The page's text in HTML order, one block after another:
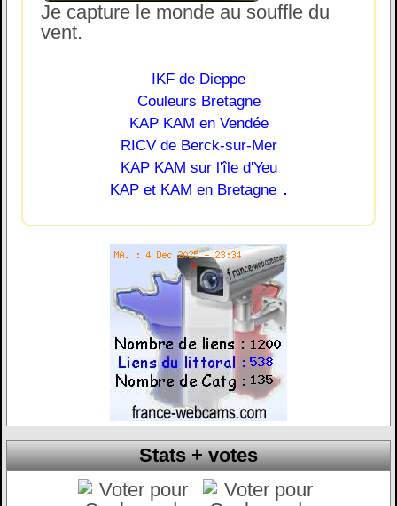
Je capture le monde au souffle du
vent.
IKF de Dieppe
Couleurs Bretagne
KAP KAM en Vendée
RICV de Berck-sur-Mer
KAP KAM sur l'île d'Yeu
KAP et KAM en Bretagne .
Stats + votes